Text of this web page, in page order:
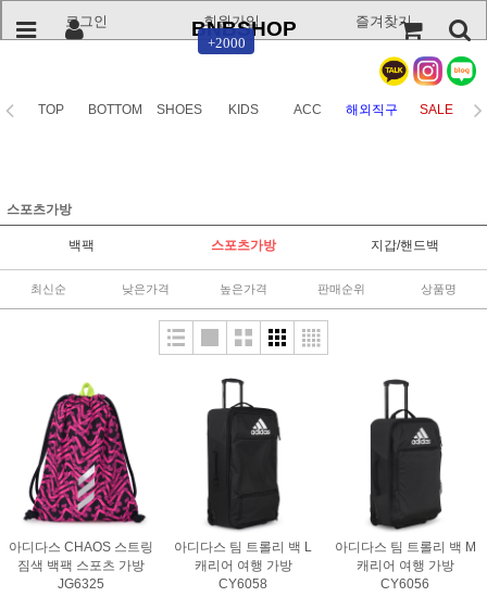
로그인
+2000
회원가입 즐겨찾기
BNBSHOP
TOP BOTTOM SHOES KIDS ACC 해외직구 SALE
스포츠가방
백팩 스포츠가방 지갑/핸드백
최신순 낮은가격 높은가격 판매순위 상품명
아디다스 CHAOS 스트링
짐색 백팩 스포츠 가방
JG6325
아디다스 팀 트롤리 백 L
캐리어 여행 가방
CY6058
아디다스 팀 트롤리 백 M
캐리어 여행 가방
CY6056